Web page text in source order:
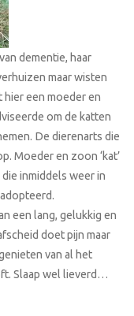
dementie, haar
maar wisten
hier een moeder en
om de katten
De dierenarts die
Moeder en zoon ‘kat’
die inmiddels weer in
een lang, gelukkig en
doet pijn maar
van al het
Slaap wel lieverd…